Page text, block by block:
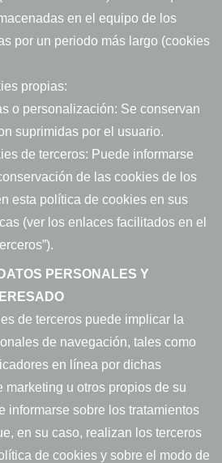
en el equipo de los
por un periodo más largo (cookies
propias:
o personalización: Se conservan
suprimidas por el usuario.
de terceros: Puede informarse
de las cookies de los
esta política de cookies en sus
(ver los enlaces facilitados en el
PERSONALES Y
de terceros puede implicar la
de navegación, tales como
en línea por dichas
marketing u otros propios de su
informarse sobre los tratamientos
en su caso, realizan los terceros
de cookies y sobre el modo de